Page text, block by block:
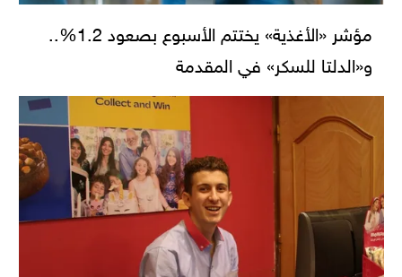
مؤشر «الأغذية» يختتم الأسبوع بصعود 1.2%..
و«الدلتا للسكر» في المقدمة